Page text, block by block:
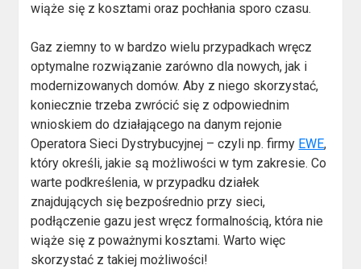
wiąże się z kosztami oraz pochłania sporo czasu.
Gaz ziemny to w bardzo wielu przypadkach wręcz
optymalne rozwiązanie zarówno dla nowych, jak i
modernizowanych domów. Aby z niego skorzystać,
koniecznie trzeba zwrócić się z odpowiednim
wnioskiem do działającego na danym rejonie
Operatora Sieci Dystrybucyjnej – czyli np. firmy EWE,
który określi, jakie są możliwości w tym zakresie. Co
warte podkreślenia, w przypadku działek
znajdujących się bezpośrednio przy sieci,
podłączenie gazu jest wręcz formalnością, która nie
wiąże się z poważnymi kosztami. Warto więc
skorzystać z takiej możliwości!